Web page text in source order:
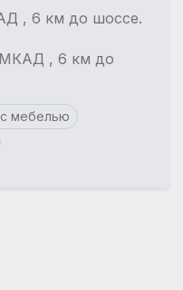
, 6 км до шоссе.
МКАД , 6 км до
с мебелью